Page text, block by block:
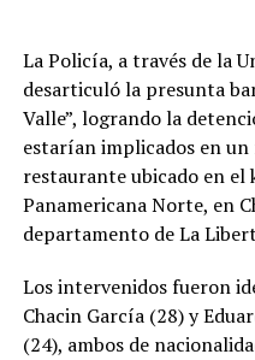
Esta iniciativa forma parte
Agroindustrial Laredo por
integración y promover
fortalecimiento de la
comunidad.
La Policía, a través de la
desarticuló la presunta
Valle”, logrando la
estarían implicados en
restaurante ubicado en
Panamericana Norte, en
departamento de La
Los intervenidos fueron
Chacin García (28) y
(24), ambos de